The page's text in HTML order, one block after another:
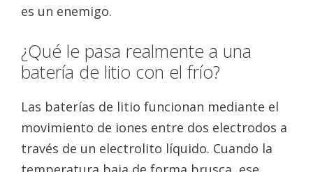
es un enemigo.
¿Qué le pasa realmente a una
batería de litio con el frío?
Las baterías de litio funcionan mediante el
movimiento de iones entre dos electrodos a
través de un electrolito líquido. Cuando la